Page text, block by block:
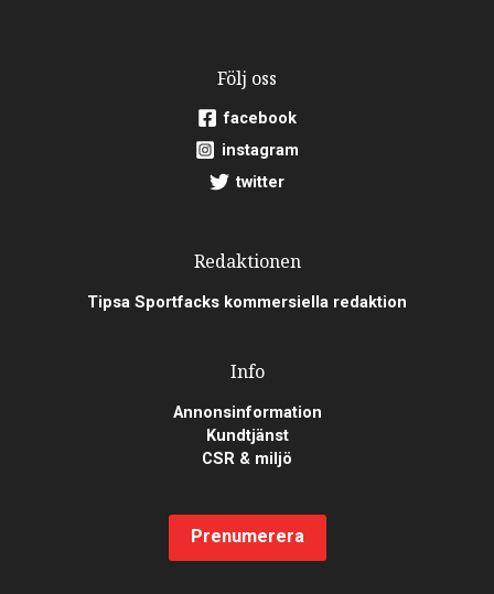
Följ oss
facebook
instagram
twitter
Redaktionen
Tipsa Sportfacks kommersiella redaktion
Info
Annonsinformation
Kundtjänst
CSR & miljö
Prenumerera